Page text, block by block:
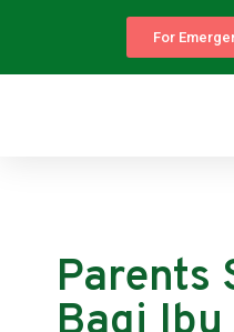
For
Parents